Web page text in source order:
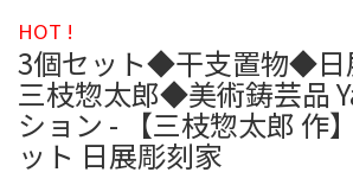
HOT !
3個セット◆干支置物◆
三枝惣太郎◆美術鋳芸品
ション - 【三枝惣太郎 作
ット 日展彫刻家